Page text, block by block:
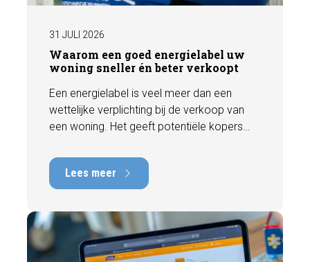
31 JULI 2026
Waarom een goed energielabel uw
woning sneller én beter verkoopt
Een energielabel is veel meer dan een
wettelijke verplichting bij de verkoop van
een woning. Het geeft potentiële kopers
woning en kan een positieve invloed
hebben op de verkoopbaarheid en waarde.
In deze blog leggen we uit waarom een
actueel energielabel belangrijk is en hoe u
ervoor zorgt dat uw woning optimaal wordt
gepresenteerd aan de markt.
Lees meer